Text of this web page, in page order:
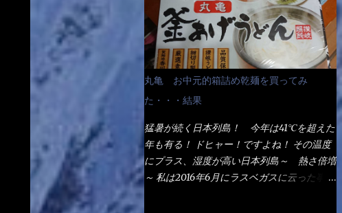
木の桶に茹で湯と共に＜うどん＞が泳いでる
～ でもコレって食べきるまで湯に浸かって
いるわけで、最初と最後では麺の固さという
かコシが違う！ だったら湯なんか要らない
じゃん！ 茹で上げ直後の麺だけいいよ！と
なるでしょう。 事前にググって調べたら、
やっぱり＜湯無し＞注文は、裏注文方法とし
てあるらしい。 それと店員によっては、理
解出来ない者も居るらしい云う事。 そこで
ランチ混雑前に、行くのが店への配慮でもあ
る。 11:20 店内に入り・・・『釜揚げうど
丸亀 お中元的箱詰め乾麺を買ってみ
た・・・結果
猛暑が続く日本列島！ 今年は41℃を超えた
年も有る！ ドヒャー！ですよね！ その温度
にプラス、湿度が高い日本列島～ 熱さ倍増
～ 私は2016年6月にラスベガスに云った事が